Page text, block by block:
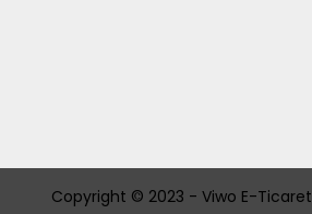
Copyright © 2023 - Viwo E-Ticaret